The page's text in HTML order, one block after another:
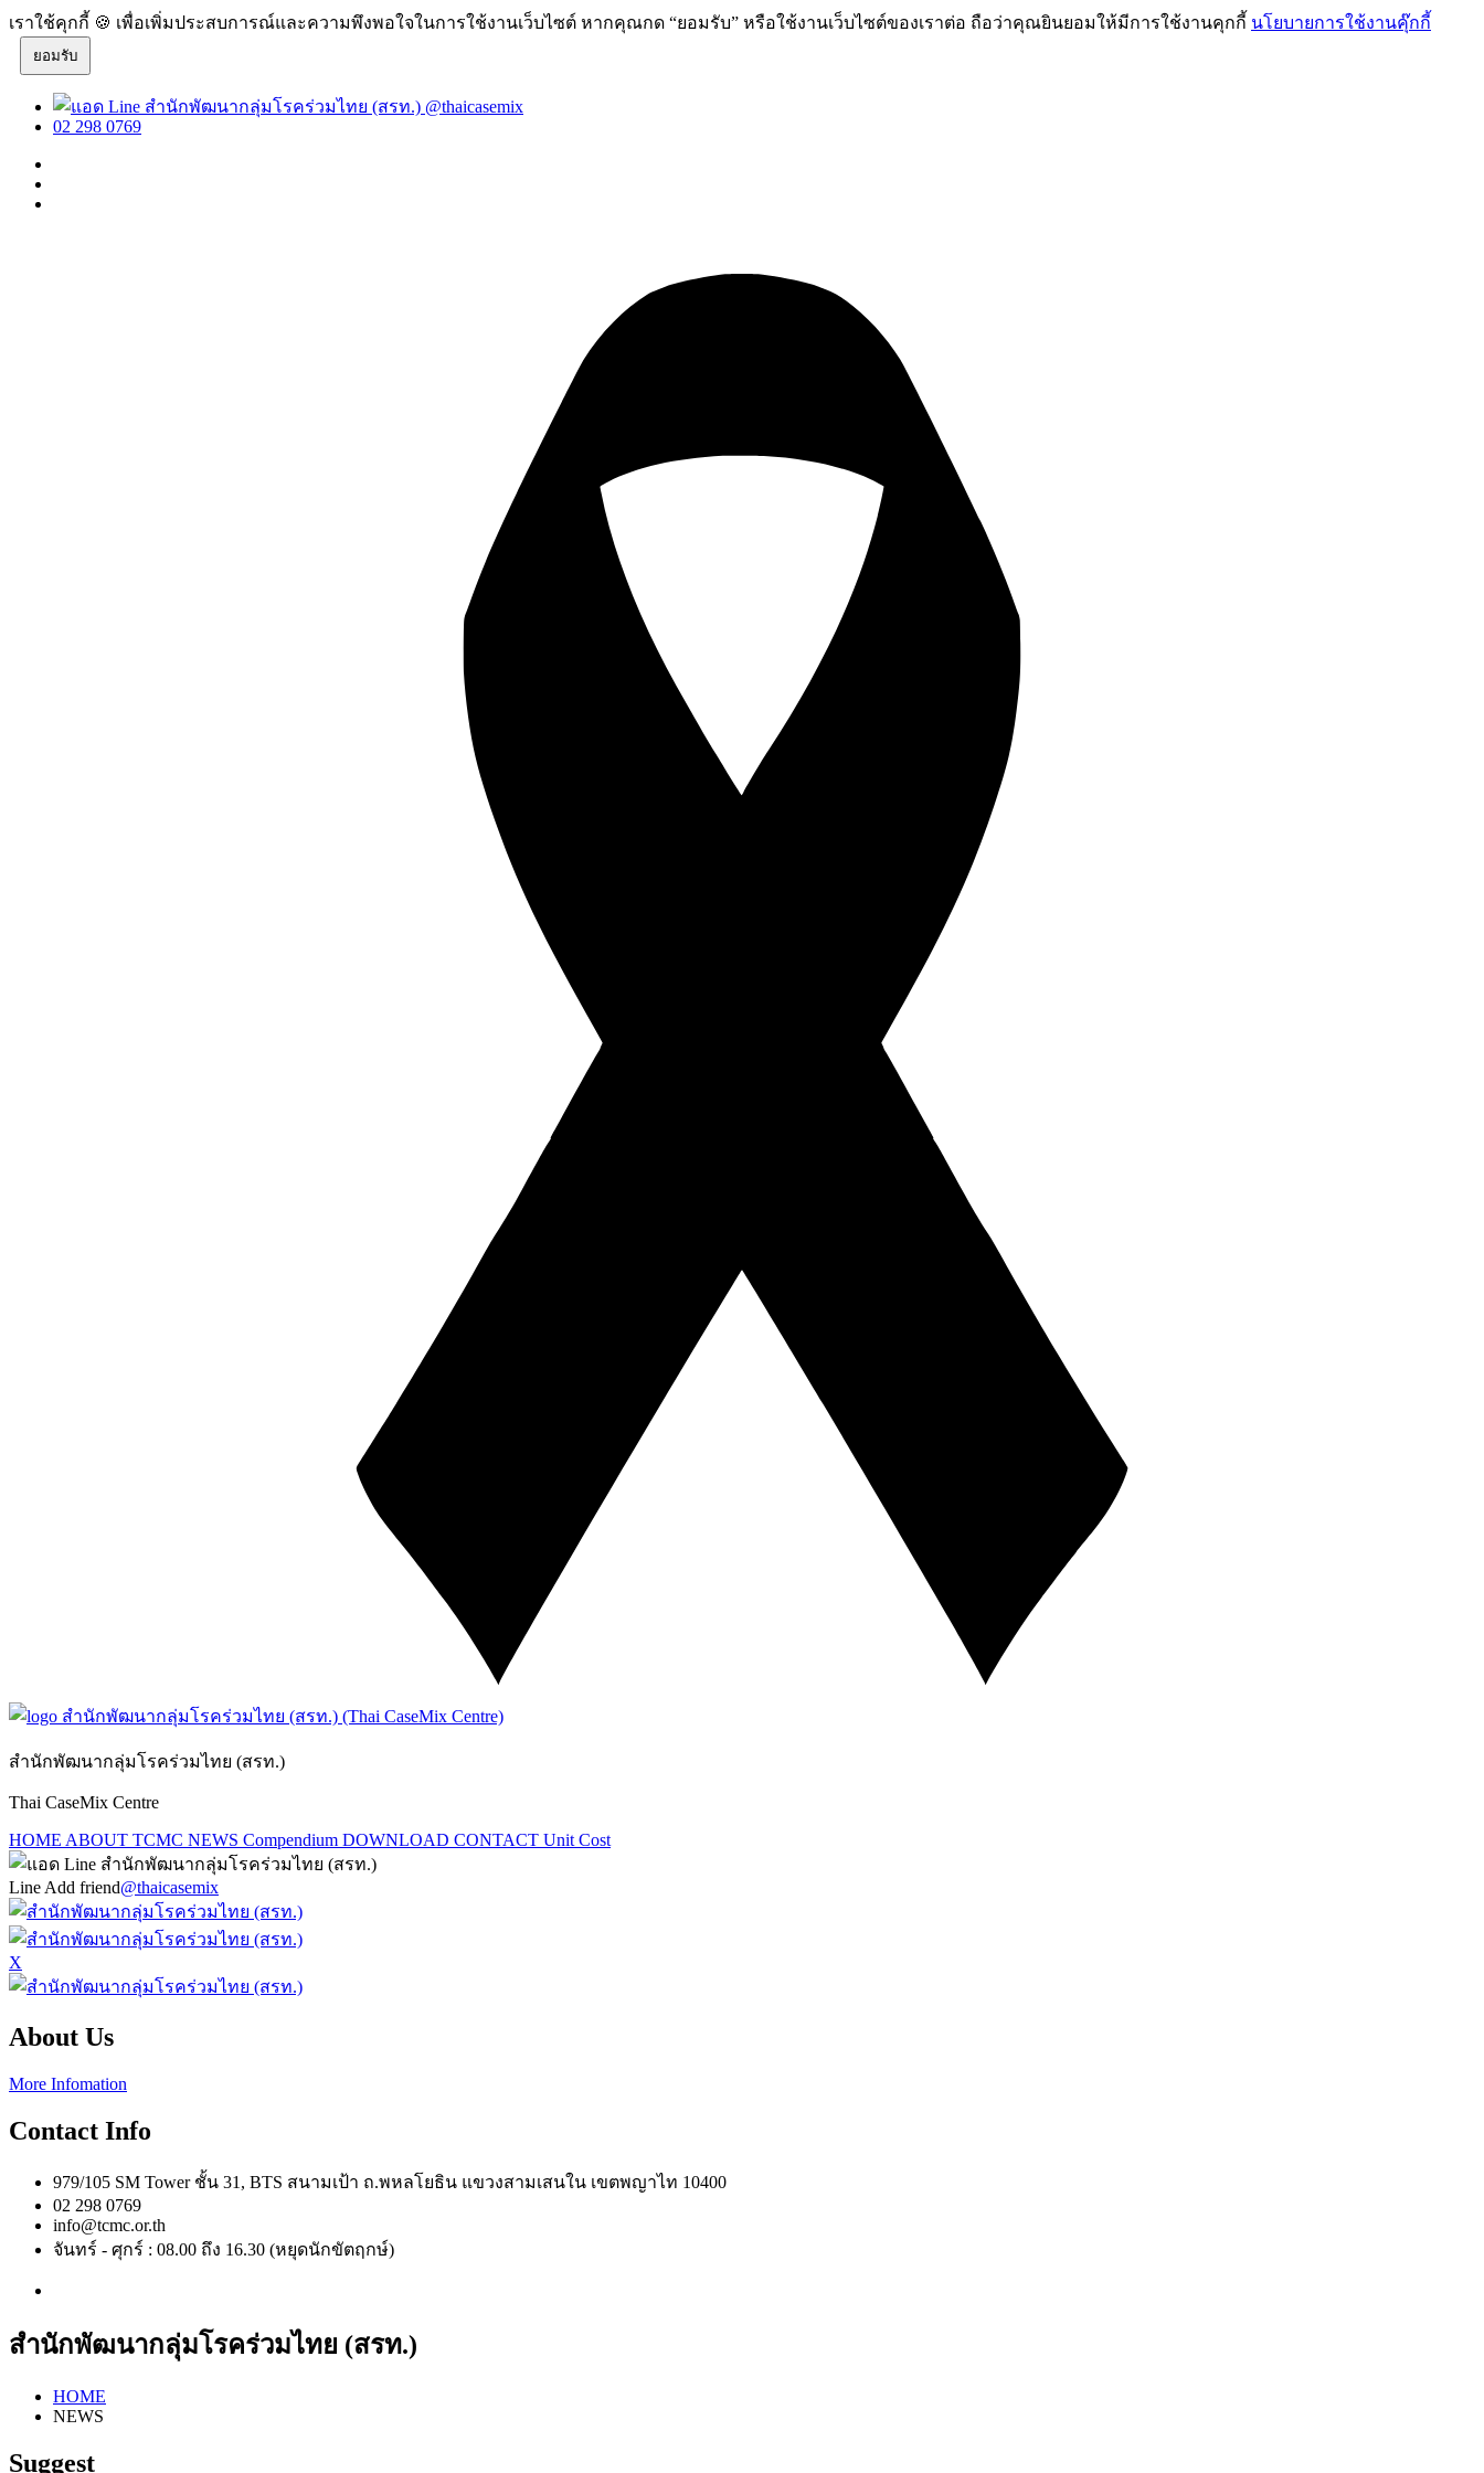
เราใช้คุกกี้ 🍪 เพื่อเพิ่มประสบการณ์และความพึงพอใจในการใช้งานเว็บไซต์ หากคุณกด “ยอมรับ” หรือใช้งานเว็บไซต์ของเราต่อ ถือว่าคุณยินยอมให้มีการใช้งานคุกกี้ นโยบายการใช้งานคุ๊กกี้
ยอมรับ
@thaicasemix
02 298 0769
สำนักพัฒนากลุ่มโรคร่วมไทย (สรท.)
Thai CaseMix Centre
HOME ABOUT TCMC NEWS Compendium DOWNLOAD CONTACT Unit Cost
Line Add friend@thaicasemix
X
About Us
More Infomation
Contact Info
979/105 SM Tower ชั้น 31, BTS สนามเป้า ถ.พหลโยธิน แขวงสามเสนใน เขตพญาไท 10400
02 298 0769
info@tcmc.or.th
จันทร์ - ศุกร์ : 08.00 ถึง 16.30 (หยุดนักขัตฤกษ์)
สำนักพัฒนากลุ่มโรคร่วมไทย (สรท.)
HOME
NEWS
Suggest